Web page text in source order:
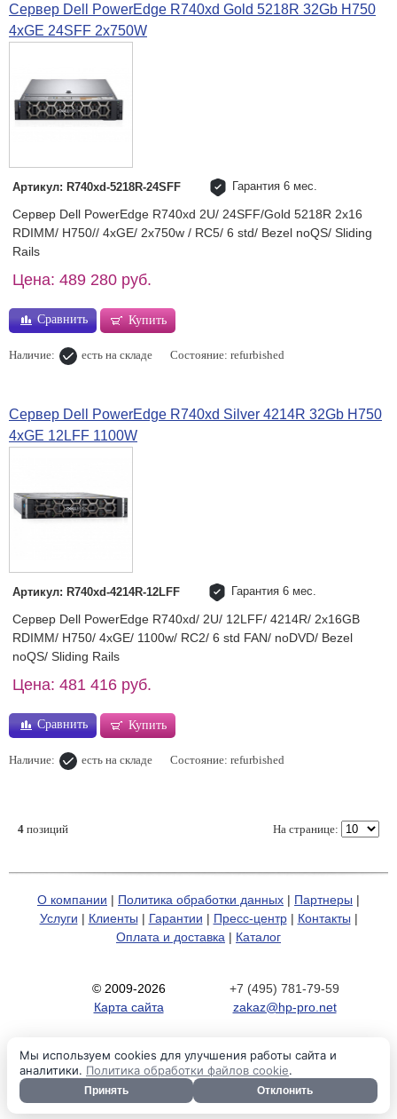
Сервер Dell PowerEdge R740xd Gold 5218R 32Gb H750
4хGE 24SFF 2x750W
Артикул: R740xd-5218R-24SFF Гарантия 6 мес.
Сервер Dell PowerEdge R740xd 2U/ 24SFF/Gold 5218R 2x16
RDIMM/ H750// 4xGE/ 2x750w / RC5/ 6 std/ Bezel noQS/ Sliding
Rails
Цена: 489 280 руб.
Сравнить Купить
Наличие: есть на складе Состояние: refurbished
Сервер Dell PowerEdge R740xd Silver 4214R 32Gb H750
4хGE 12LFF 1100W
Артикул: R740xd-4214R-12LFF Гарантия 6 мес.
Сервер Dell PowerEdge R740xd/ 2U/ 12LFF/ 4214R/ 2x16GB
RDIMM/ H750/ 4xGE/ 1100w/ RC2/ 6 std FAN/ noDVD/ Bezel
noQS/ Sliding Rails
Цена: 481 416 руб.
Сравнить Купить
Наличие: есть на складе Состояние: refurbished
4 позиций На странице:
О компании | Политика обработки данных | Партнеры |
Услуги | Клиенты | Гарантии | Пресс-центр| Контакты |
Оплата и доставка | Каталог
© 2009-2026
Карта сайта
+7 (495) 781-79-59
zakaz@hp-pro.net
Мы используем cookies для улучшения работы сайта и
аналитики. Политика обработки файлов cookie.
Принять Отклонить